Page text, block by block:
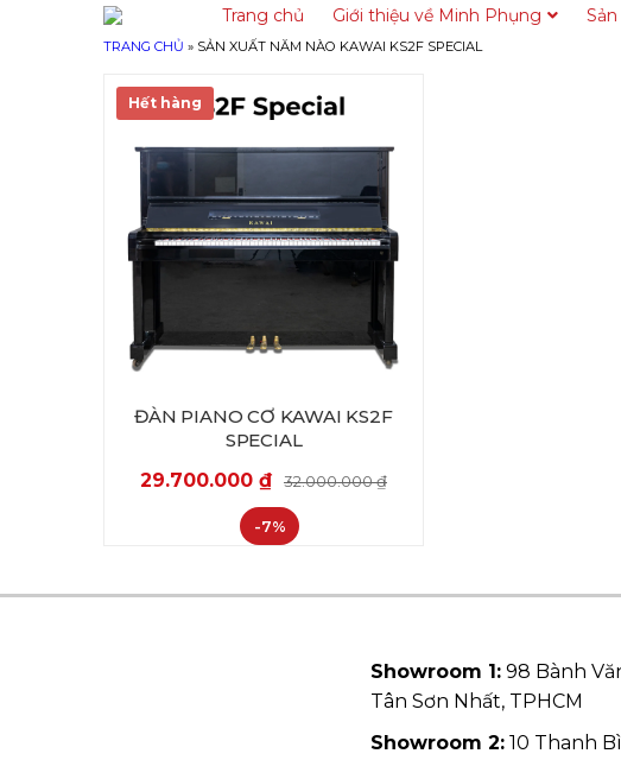
Trang chủ Giới thiệu về Minh Phụng
TRANG CHỦ » SẢN XUẤT NĂM NÀO KAWAI KS2F SPECIAL
Hết hàng
ĐÀN PIANO CƠ KAWAI KS2F
SPECIAL
29.700.000 ₫ 32.000.000₫
-7%
Showroom 1: 98 Bành
Tân Sơn Nhất, TPHCM
Showroom 2: 10 Thanh